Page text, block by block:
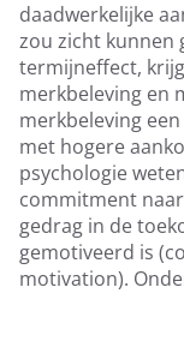
daadwerkelijke
zou zicht kunnen
termijneffect,
merkbeleving en
merkbeleving
met hogere
psychologie
commitment
gedrag in de
gemotiveerd is
motivation).